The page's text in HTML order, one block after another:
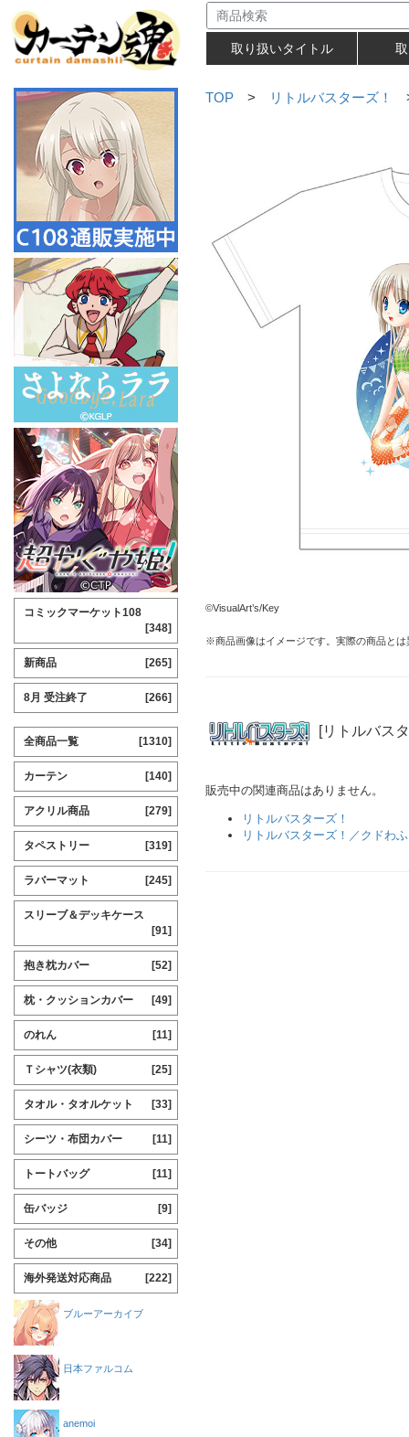
取り扱いタイトル
TOP > リトルバスターズ！
©VisualArt’s/Key
※商品画像はイメージです。実際の商品と
[リトルバス
販売中の関連商品はありません。
リトルバスターズ！
リトルバスターズ！／クドわ
コミックマーケット108
[348]
新商品 [265]
8月 受注終了 [266]
全商品一覧 [1310]
カーテン [140]
アクリル商品 [279]
タペストリー [319]
ラバーマット [245]
スリーブ＆デッキケース
[91]
抱き枕カバー [52]
枕・クッションカバー [49]
のれん [11]
Ｔシャツ(衣類) [25]
タオル・タオルケット [33]
シーツ・布団カバー [11]
トートバッグ [11]
缶バッジ [9]
その他 [34]
海外発送対応商品 [222]
ブルーアーカイブ
日本ファルコム
anemoi